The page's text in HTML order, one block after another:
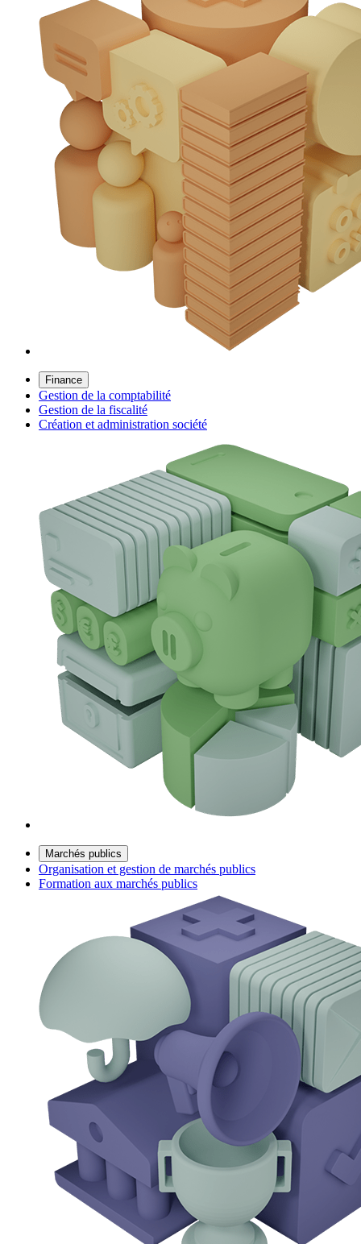
Finance
Gestion de la comptabilité
Gestion de la fiscalité
Création et administration société
Marchés publics
Organisation et gestion de marchés publics
Formation aux marchés publics